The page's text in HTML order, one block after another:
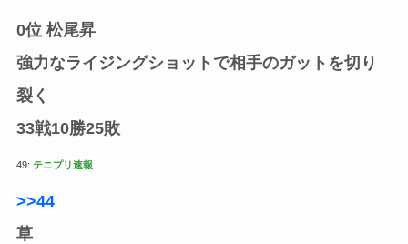
0位 松尾昇
強力なライジングショットで相手のガットを切り
裂く
33戦10勝25敗
49: テニプリ速報
>>44
草